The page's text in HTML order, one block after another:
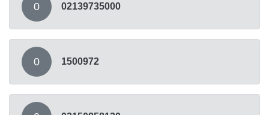
0 02139735000
0 1500972